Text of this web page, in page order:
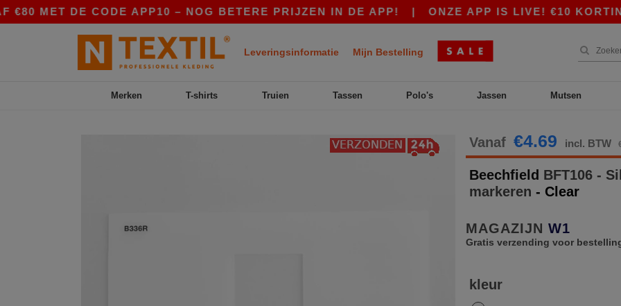
MET DE CODE APP10 – NOG BETERE PRIJZEN IN DE APP!| ONZE APP IS LIVE! €10 KORTING
Leveringsinformatie Mijn Bestelling
Merken T-shirts Truien Tassen Polo's Jassen Mutsen
Vanaf €4.69 incl. BTW
Beechfield BFT106 -
markeren - Clear
MAGAZIJN W1
Gratis verzending voor
kleur